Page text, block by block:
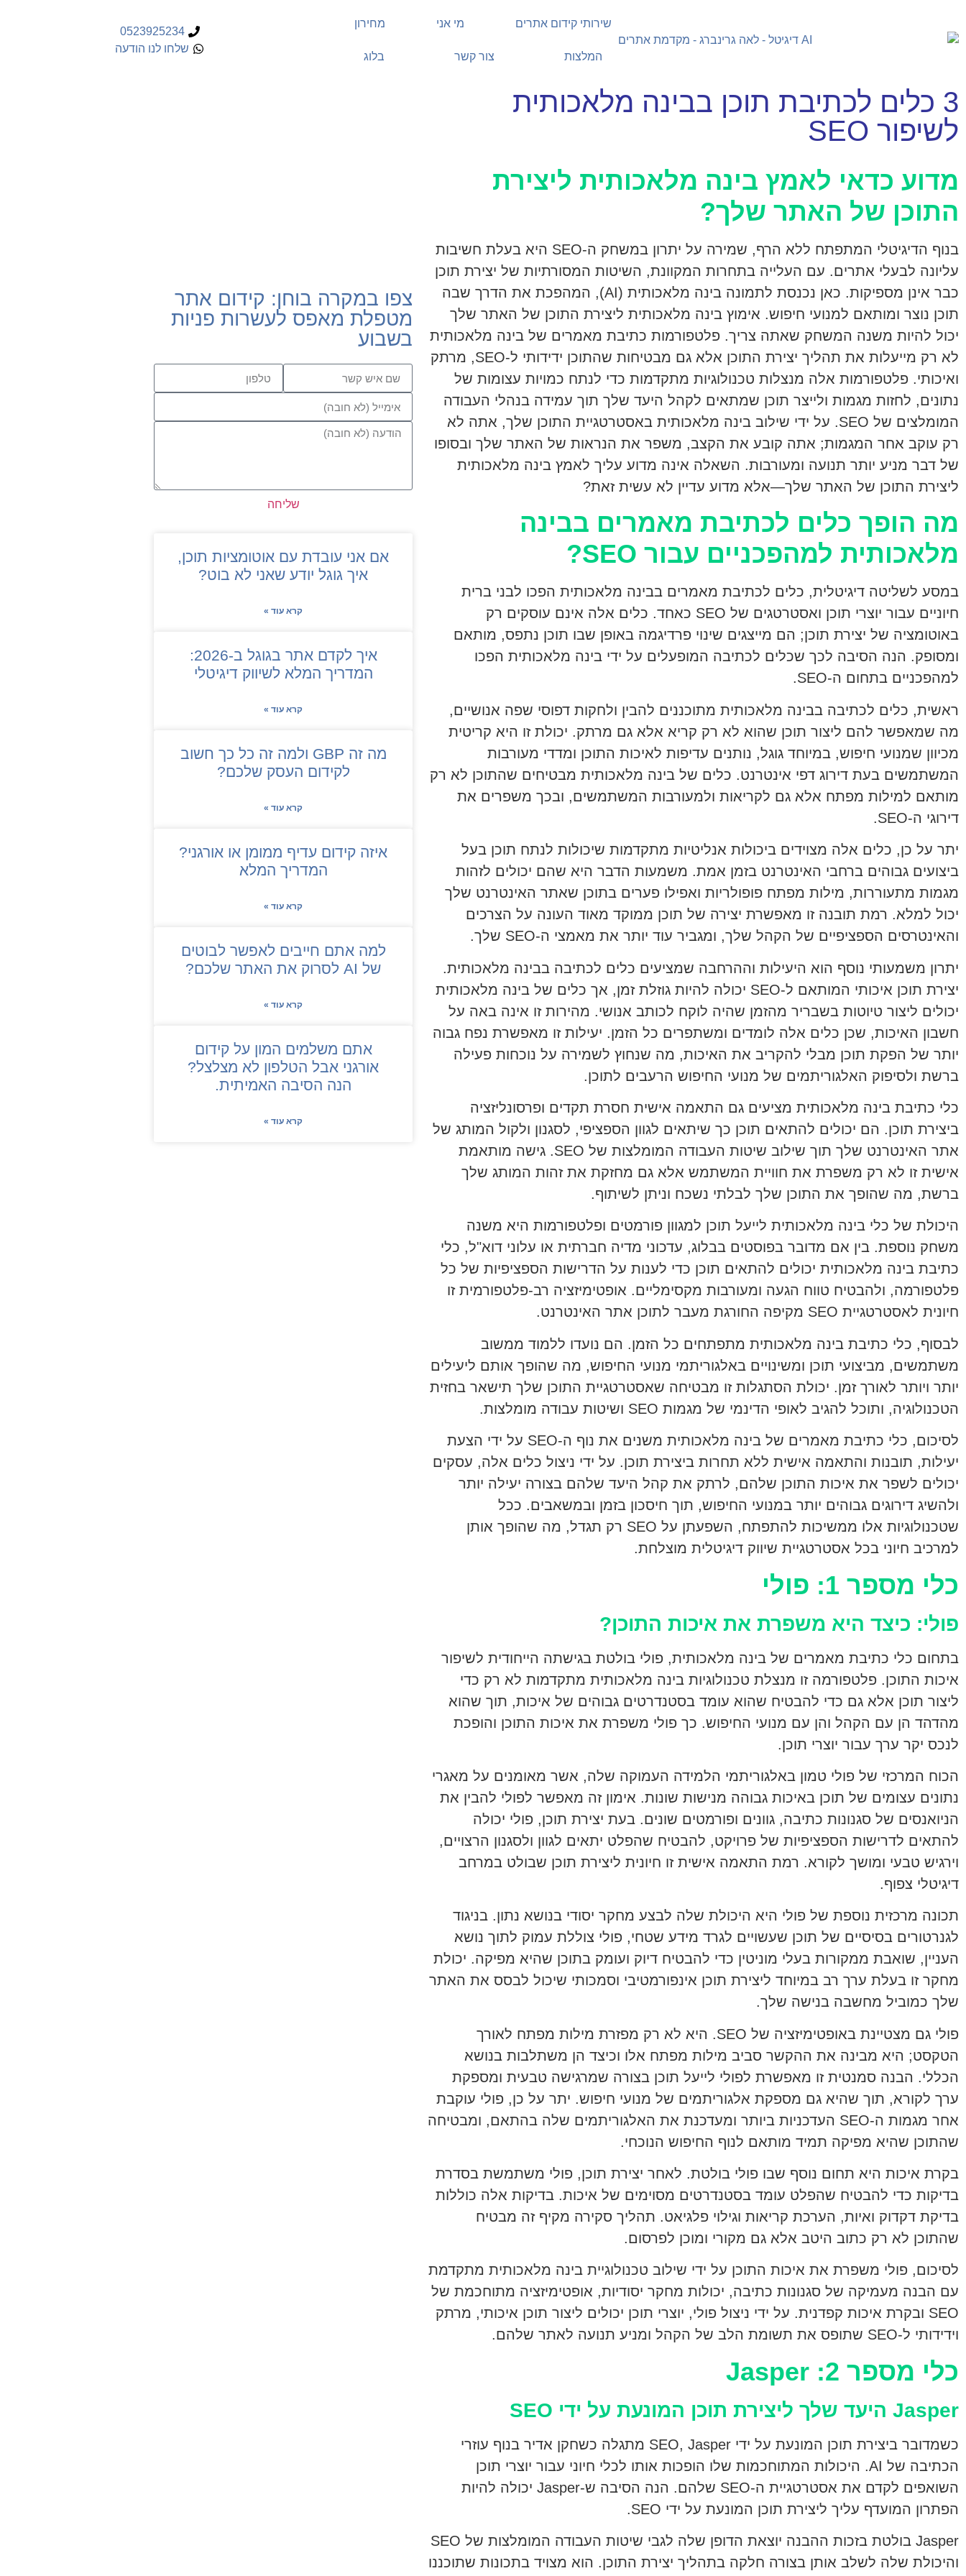
שירותי קידום אתרים מי אני מחירון
המלצות צור קשר בלוג
0523925234
שלחו לנו הודעה
3 כלים לכתיבת תוכן בבינה מלאכותית
לשיפור SEO
מדוע כדאי לאמץ בינה מלאכותית ליצירת
התוכן של האתר שלך?
בנוף הדיגיטלי המתפתח ללא הרף, שמירה על יתרון במשחק ה-SEO היא בעלת חשיבות
עליונה לבעלי אתרים. עם העלייה בתחרות המקוונת, השיטות המסורתיות של יצירת תוכן
כבר אינן מספיקות. כאן נכנסת לתמונה בינה מלאכותית (AI), המהפכת את הדרך שבה
תוכן נוצר ומותאם למנועי חיפוש. אימוץ בינה מלאכותית ליצירת התוכן של האתר שלך
יכול להיות משנה המשחק שאתה צריך. פלטפורמות כתיבת מאמרים של בינה מלאכותית
לא רק מייעלות את תהליך יצירת התוכן אלא גם מבטיחות שהתוכן ידידותי ל-SEO, מרתק
ואיכותי. פלטפורמות אלה מנצלות טכנולוגיות מתקדמות כדי לנתח כמויות עצומות של
נתונים, לחזות מגמות ולייצר תוכן שמתאים לקהל היעד שלך תוך עמידה בנהלי העבודה
המומלצים של SEO. על ידי שילוב בינה מלאכותית באסטרטגיית התוכן שלך, אתה לא
רק עוקב אחר המגמות; אתה קובע את הקצב, משפר את הנראות של האתר שלך ובסופו
של דבר מניע יותר תנועה ומעורבות. השאלה אינה מדוע עליך לאמץ בינה מלאכותית
ליצירת התוכן של האתר שלך—אלא מדוע עדיין לא עשית זאת?
מה הופך כלים לכתיבת מאמרים בבינה
מלאכותית למהפכניים עבור SEO?
במסע לשליטה דיגיטלית, כלים לכתיבת מאמרים בבינה מלאכותית הפכו לבני ברית
חיוניים עבור יוצרי תוכן ואסטרטגים של SEO כאחד. כלים אלה אינם עוסקים רק
באוטומציה של יצירת תוכן; הם מייצגים שינוי פרדיגמה באופן שבו תוכן נתפס, מותאם
ומסופק. הנה הסיבה לכך שכלים לכתיבה המופעלים על ידי בינה מלאכותית הפכו
למהפכניים בתחום ה-SEO.
ראשית, כלים לכתיבה בבינה מלאכותית מתוכננים להבין ולחקות דפוסי שפה אנושיים,
מה שמאפשר להם ליצור תוכן שהוא לא רק קריא אלא גם מרתק. יכולת זו היא קריטית
מכיוון שמנועי חיפוש, במיוחד גוגל, נותנים עדיפות לאיכות התוכן ומדדי מעורבות
המשתמשים בעת דירוג דפי אינטרנט. כלים של בינה מלאכותית מבטיחים שהתוכן לא רק
מותאם למילות מפתח אלא גם לקריאות ולמעורבות המשתמשים, ובכך משפרים את
דירוגי ה-SEO.
יתר על כן, כלים אלה מצוידים ביכולות אנליטיות מתקדמות שיכולות לנתח תוכן בעל
ביצועים גבוהים ברחבי האינטרנט בזמן אמת. משמעות הדבר היא שהם יכולים לזהות
מגמות מתעוררות, מילות מפתח פופולריות ואפילו פערים בתוכן שאתר האינטרנט שלך
יכול למלא. רמת תובנה זו מאפשרת יצירה של תוכן ממוקד מאוד העונה על הצרכים
והאינטרסים הספציפיים של הקהל שלך, ומגביר עוד יותר את מאמצי ה-SEO שלך.
יתרון משמעותי נוסף הוא היעילות וההרחבה שמציעים כלים לכתיבה בבינה מלאכותית.
יצירת תוכן איכותי המותאם ל-SEO יכולה להיות גוזלת זמן, אך כלים של בינה מלאכותית
יכולים ליצור טיוטות בשבריר מהזמן שהיה לוקח לכותב אנושי. מהירות זו אינה באה על
חשבון האיכות, שכן כלים אלה לומדים ומשתפרים כל הזמן. יעילות זו מאפשרת נפח גבוה
יותר של הפקת תוכן מבלי להקריב את האיכות, מה שנחוץ לשמירה על נוכחות פעילה
ברשת ולסיפוק האלגוריתמים של מנועי החיפוש הרעבים לתוכן.
כלי כתיבת בינה מלאכותית מציעים גם התאמה אישית חסרת תקדים ופרסונליזציה
ביצירת תוכן. הם יכולים להתאים תוכן כך שיתאים לגוון הספציפי, לסגנון ולקול המותג של
אתר האינטרנט שלך תוך שילוב שיטות העבודה המומלצות של SEO. גישה מותאמת
אישית זו לא רק משפרת את חוויית המשתמש אלא גם מחזקת את זהות המותג שלך
ברשת, מה שהופך את התוכן שלך לבלתי נשכח וניתן לשיתוף.
היכולת של כלי בינה מלאכותית לייעל תוכן למגוון פורמטים ופלטפורמות היא משנה
משחק נוספת. בין אם מדובר בפוסטים בבלוג, עדכוני מדיה חברתית או עלוני דוא"ל, כלי
כתיבת בינה מלאכותית יכולים להתאים תוכן כדי לענות על הדרישות הספציפיות של כל
פלטפורמה, ולהבטיח טווח הגעה ומעורבות מקסימליים. אופטימיזציה רב-פלטפורמית זו
חיונית לאסטרטגיית SEO מקיפה החורגת מעבר לתוכן אתר האינטרנט.
לבסוף, כלי כתיבת בינה מלאכותית מתפתחים כל הזמן. הם נועדו ללמוד ממשוב
משתמשים, מביצועי תוכן ומשינויים באלגוריתמי מנועי החיפוש, מה שהופך אותם ליעילים
יותר ויותר לאורך זמן. יכולת הסתגלות זו מבטיחה שאסטרטגיית התוכן שלך תישאר בחזית
הטכנולוגיה, ותוכל להגיב לאופי הדינמי של מגמות SEO ושיטות עבודה מומלצות.
לסיכום, כלי כתיבת מאמרים של בינה מלאכותית משנים את נוף ה-SEO על ידי הצעת
יעילות, תובנות והתאמה אישית ללא תחרות ביצירת תוכן. על ידי ניצול כלים אלה, עסקים
יכולים לשפר את איכות התוכן שלהם, לרתק את קהל היעד שלהם בצורה יעילה יותר
ולהשיג דירוגים גבוהים יותר במנועי החיפוש, תוך חיסכון בזמן ובמשאבים. ככל
שטכנולוגיות אלו ממשיכות להתפתח, השפעתן על SEO רק תגדל, מה שהופך אותן
למרכיב חיוני בכל אסטרטגיית שיווק דיגיטלית מוצלחת.
כלי מספר 1: פולי
פולי: כיצד היא משפרת את איכות התוכן?
בתחום כלי כתיבת מאמרים של בינה מלאכותית, פולי בולטת בגישתה הייחודית לשיפור
איכות התוכן. פלטפורמה זו מנצלת טכנולוגיות בינה מלאכותית מתקדמות לא רק כדי
ליצור תוכן אלא גם כדי להבטיח שהוא עומד בסטנדרטים גבוהים של איכות, תוך שהוא
מהדהד הן עם הקהל והן עם מנועי החיפוש. כך פולי משפרת את איכות התוכן והופכת
לנכס יקר ערך עבור יוצרי תוכן.
הכוח המרכזי של פולי טמון באלגוריתמי הלמידה העמוקה שלה, אשר מאומנים על מאגרי
נתונים עצומים של תוכן באיכות גבוהה מנישות שונות. אימון זה מאפשר לפולי להבין את
הניואנסים של סגנונות כתיבה, גוונים ופורמטים שונים. בעת יצירת תוכן, פולי יכולה
להתאים לדרישות הספציפיות של פרויקט, להבטיח שהפלט יתאים לגוון ולסגנון הרצויים,
וירגיש טבעי ומושך לקורא. רמת התאמה אישית זו חיונית ליצירת תוכן שבולט במרחב
דיגיטלי צפוף.
תכונה מרכזית נוספת של פולי היא היכולת שלה לבצע מחקר יסודי בנושא נתון. בניגוד
לגנרטורים בסיסיים של תוכן שעשויים לגרד מידע שטחי, פולי צוללת עמוק לתוך נושא
העניין, שואבת ממקורות בעלי מוניטין כדי להבטיח דיוק ועומק בתוכן שהיא מפיקה. יכולת
מחקר זו בעלת ערך רב במיוחד ליצירת תוכן אינפורמטיבי וסמכותי שיכול לבסס את האתר
שלך כמוביל מחשבה בנישה שלך.
פולי גם מצטיינת באופטימיזציה של SEO. היא לא רק מפזרת מילות מפתח לאורך
הטקסט; היא מבינה את ההקשר סביב מילות מפתח אלו וכיצד הן משתלבות בנושא
הכללי. הבנה סמנטית זו מאפשרת לפולי לייעל תוכן בצורה שמרגישה טבעית ומספקת
ערך לקורא, תוך שהיא גם מספקת אלגוריתמים של מנועי חיפוש. יתר על כן, פולי עוקבת
אחר מגמות ה-SEO העדכניות ביותר ומעדכנת את האלגוריתמים שלה בהתאם, ומבטיחה
שהתוכן שהיא מפיקה תמיד מותאם לנוף החיפוש הנוכחי.
בקרת איכות היא תחום נוסף שבו פולי בולטת. לאחר יצירת תוכן, פולי משתמשת בסדרת
בדיקות כדי להבטיח שהפלט עומד בסטנדרטים מסוימים של איכות. בדיקות אלה כוללות
בדיקת דקדוק ואיות, הערכת קריאות וגילוי פלגיאט. תהליך סקירה מקיף זה מבטיח
שהתוכן לא רק כתוב היטב אלא גם מקורי ומוכן לפרסום.
לסיכום, פולי משפרת את איכות התוכן על ידי שילוב טכנולוגיית בינה מלאכותית מתקדמת
עם הבנה מעמיקה של סגנונות כתיבה, יכולות מחקר יסודיות, אופטימיזציה מתוחכמת של
SEO ובקרת איכות קפדנית. על ידי ניצול פולי, יוצרי תוכן יכולים ליצור תוכן איכותי, מרתק
וידידותי ל-SEO שתופס את תשומת הלב של הקהל ומניע תנועה לאתר שלהם.
כלי מספר 2: Jasper
Jasper היעד שלך ליצירת תוכן המונעת על ידי SEO
כשמדובר ביצירת תוכן המונעת על ידי SEO, Jasper מתגלה כשחקן אדיר בנוף עוזרי
הכתיבה של AI. היכולות המתוחכמות שלו הופכות אותו לכלי חיוני עבור יוצרי תוכן
השואפים לקדם את אסטרטגיית ה-SEO שלהם. הנה הסיבה ש-Jasper יכולה להיות
הפתרון המועדף עליך ליצירת תוכן המונעת על ידי SEO.
Jasper בולטת בזכות ההבנה יוצאת הדופן שלה לגבי שיטות העבודה המומלצות של SEO
והיכולת שלה לשלב אותן בצורה חלקה בתהליך יצירת התוכן. הוא מצויד בתכונות שתוכננו
צפו במקרה בוחן: קידום אתר
מטפלת מאפס לעשרות פניות
בשבוע
שליחה
אם אני עובדת עם אוטומציות תוכן,
איך גוגל יודע שאני לא בוט?
קרא עוד »
איך לקדם אתר בגוגל ב-2026:
המדריך המלא לשיווק דיגיטלי
קרא עוד »
מה זה GBP ולמה זה כל כך חשוב
לקידום העסק שלכם?
קרא עוד »
איזה קידום עדיף ממומן או אורגני?
המדריך המלא
קרא עוד »
למה אתם חייבים לאפשר לבוטים
של AI לסרוק את האתר שלכם?
קרא עוד »
אתם משלמים המון על קידום
אורגני אבל הטלפון לא מצלצל?
הנה הסיבה האמיתית.
קרא עוד »